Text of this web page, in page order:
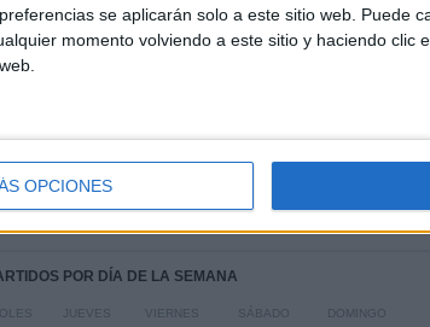
se aplicarán solo a este sitio web. Puede
momento volviendo a este sitio y haciendo clic
OPCIONES
RANKING POR COMPETICIONES
Ver ranking completo
POR DÍA DE LA SEMANA
JUEVES VIERNES SÁBADO DOMINGO